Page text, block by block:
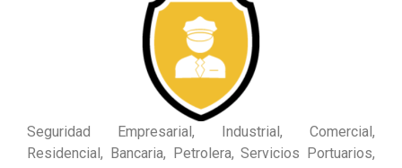
Seguridad Empresarial, Industrial, Comercial,
Residencial, Bancaria, Petrolera, Servicios Portuarios,